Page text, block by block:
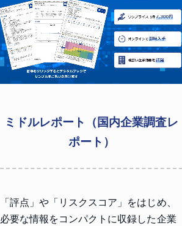
ミドルレポート（国内企業調査レ
ポート）
「評点」や「リスクスコア」をはじめ、
必要な情報をコンパクトに収録した企業